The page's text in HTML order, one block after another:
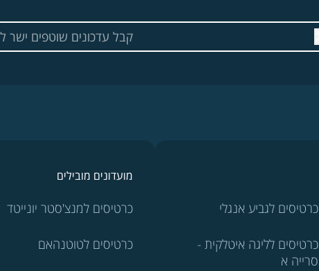
כרטיסים לגביע אנגלי
כרטיסים לליגה איטלקית -
סרייה א
מועדונים מובילים
כרטיסים למנצ'סטר יונייטד
כרטיסים לטוטנהאם